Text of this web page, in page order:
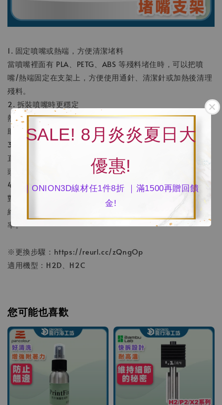
SALE! 8月炎炎夏日大
優惠!
｜ONION3D線材任1件8折 ｜滿1500再贈回饋
金!
1. 固定噴嘴或熱端，方便清潔堵料
當噴嘴裡面有 PLA、PETG、ABS 等殘料堵住時，可以把噴
嘴/熱端固定在支架上，方便使用通針、清潔針或加熱後清理
殘料。
2. 拆裝噴嘴時更穩定
熱端或噴嘴體積小、溫度高，不容易拿穩。堵嘴支架可以協
助固定，避免拆裝時滑動，也比較不容易燙傷手。
3. 保護噴嘴與熱端零件
直接用手拿或用鉗子夾，可能會刮傷噴嘴、熱端或線材接
頭。支架可以讓噴嘴維持穩定角度，減少損傷。
4. 維修保養更方便
對常在處理堵頭、換噴嘴、清潔殘料的使用者來說，它算是
維修輔助工具，可以讓整個保養流程更安全、乾淨、有效
率。
※更換步驟：https://reurl.cc/zQngOp
適用機型：H2D、H2C
您可能也喜歡